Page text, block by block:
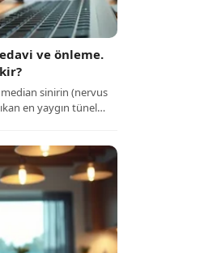
ve önleme.
sinirin (nervus
en yaygın tünel…